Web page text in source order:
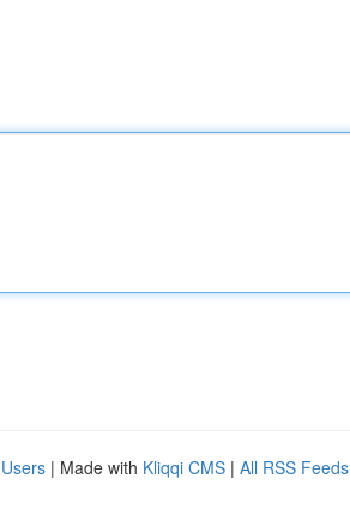
| Made with Kliqqi CMS | All RSS Feeds